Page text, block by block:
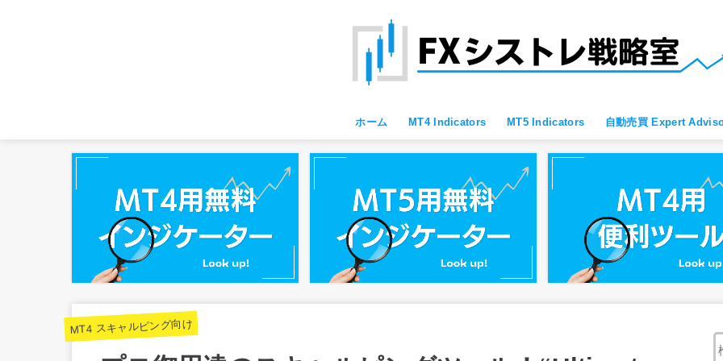
ホーム MT4 Indicators
MT4 すべて
MT4 便利ツール
MT4 Oscillator
MT4 Moving Average
MT4 Fibonacci
MT4 Bollinger Bands
MT4 レジサポ・トレンドライン
MT4 ブレイクアウト向け
MT4 スキャルピング向け
MT4 通貨強弱
MT4 プライスアクション向け
MT5 Indicators 自動売買 Expert
MT4 スキャルピング向け